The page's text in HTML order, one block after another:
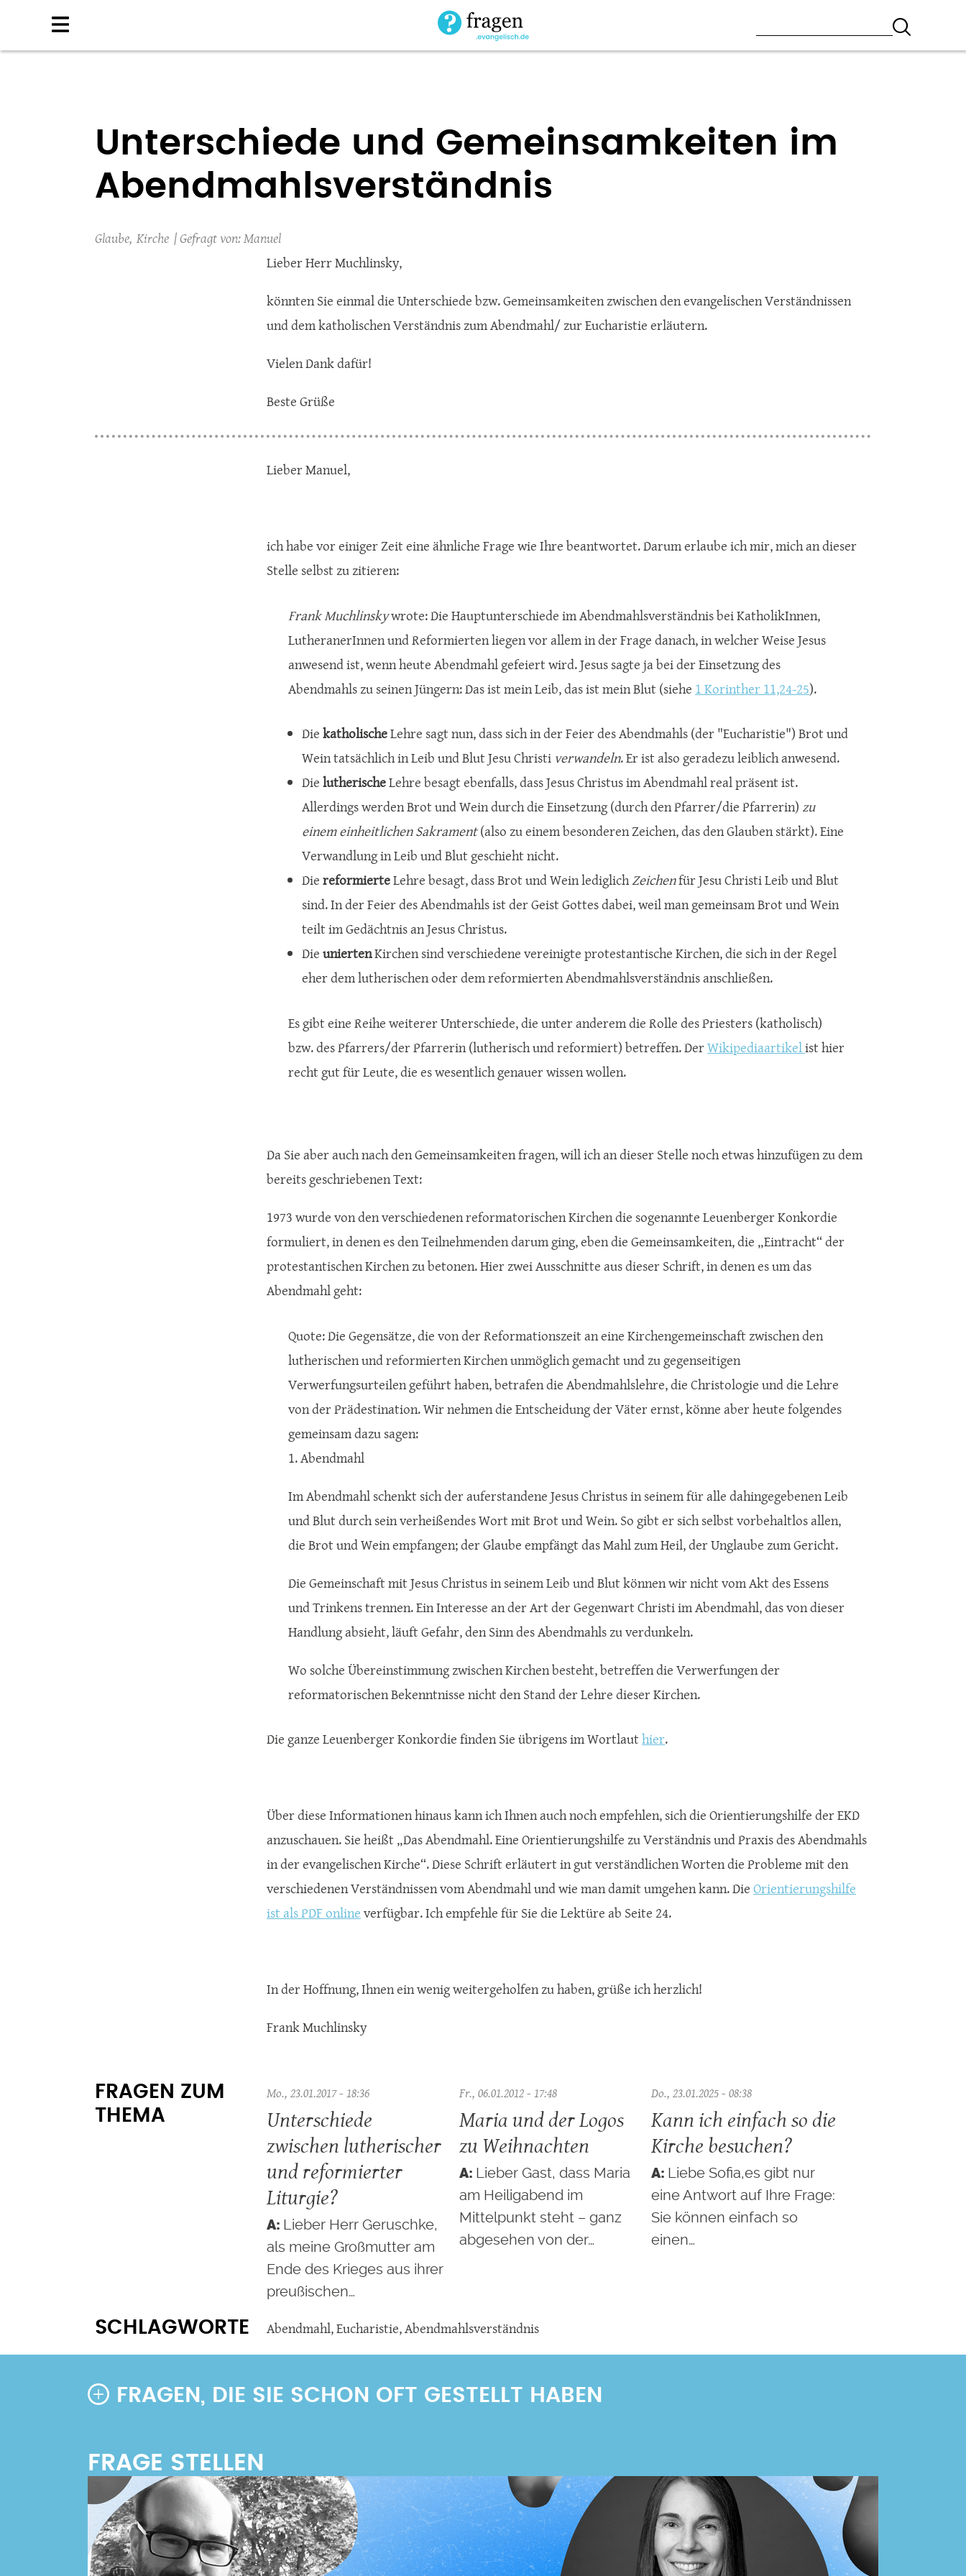
Unterschiede und Gemeinsamkeiten im
Abendmahlsverständnis
Glaube Kirche
Manuel
Lieber Herr Muchlinsky,
könnten Sie einmal die Unterschiede bzw. Gemeinsamkeiten zwischen den evangelischen Verständnissen
und dem katholischen Verständnis zum Abendmahl/ zur Eucharistie erläutern.
Vielen Dank dafür!
Beste Grüße
Lieber Manuel,
ich habe vor einiger Zeit eine ähnliche Frage wie Ihre beantwortet. Darum erlaube ich mir, mich an dieser
Stelle selbst zu zitieren:
Frank Muchlinskywrote: Die Hauptunterschiede im Abendmahlsverständnis bei KatholikInnen,
LutheranerInnen und Reformierten liegen vor allem in der Frage danach, in welcher Weise Jesus
anwesend ist, wenn heute Abendmahl gefeiert wird. Jesus sagte ja bei der Einsetzung des
Abendmahls zu seinen Jüngern: Das ist mein Leib, das ist mein Blut (siehe 1 Korinther 11,24-25).
DiekatholischeLehre sagt nun, dass sich in der Feier des Abendmahls (der "Eucharistie") Brot und
Wein tatsächlich in Leib und Blut Jesu Christi verwandeln. Er ist also geradezu leiblich anwesend.
DielutherischeLehre besagt ebenfalls, dass Jesus Christus im Abendmahl real präsent ist.
Allerdings werden Brot und Wein durch die Einsetzung (durch den Pfarrer/die Pfarrerin) zu
einem einheitlichen Sakrament(also zu einem besonderen Zeichen, das den Glauben stärkt). Eine
Verwandlung in Leib und Blut geschieht nicht.
DiereformierteLehre besagt, dass Brot und Wein lediglichZeichenfür Jesu Christi Leib und Blut
sind. In der Feier des Abendmahls ist der Geist Gottes dabei, weil man gemeinsam Brot und Wein
teilt im Gedächtnis an Jesus Christus.
DieuniertenKirchen sind verschiedene vereinigte protestantische Kirchen, die sich in der Regel
eher dem lutherischen oder dem reformierten Abendmahlsverständnis anschließen.
Es gibt eine Reihe weiterer Unterschiede, die unter anderem die Rolle des Priesters (katholisch)
bzw. des Pfarrers/der Pfarrerin (lutherisch und reformiert) betreffen. DerWikipediaartikelist hier
recht gut für Leute, die es wesentlich genauer wissen wollen.
Da Sie aber auch nach den Gemeinsamkeiten fragen, will ich an dieser Stelle noch etwas hinzufügen zu dem
bereits geschriebenen Text:
1973 wurde von den verschiedenen reformatorischen Kirchen die sogenannte Leuenberger Konkordie
formuliert, in denen es den Teilnehmenden darum ging, eben die Gemeinsamkeiten, die „Eintracht“ der
protestantischen Kirchen zu betonen. Hier zwei Ausschnitte aus dieser Schrift, in denen es um das
Abendmahl geht:
Quote: Die Gegensätze, die von der Reformationszeit an eine Kirchengemeinschaft zwischen den
lutherischen und reformierten Kirchen unmöglich gemacht und zu gegenseitigen
Verwerfungsurteilen geführt haben, betrafen die Abendmahlslehre, die Christologie und die Lehre
von der Prädestination. Wir nehmen die Entscheidung der Väter ernst, könne aber heute folgendes
gemeinsam dazu sagen:
1. Abendmahl
Im Abendmahl schenkt sich der auferstandene Jesus Christus in seinem für alle dahingegebenen Leib
und Blut durch sein verheißendes Wort mit Brot und Wein. So gibt er sich selbst vorbehaltlos allen,
die Brot und Wein empfangen; der Glaube empfängt das Mahl zum Heil, der Unglaube zum Gericht.
Die Gemeinschaft mit Jesus Christus in seinem Leib und Blut können wir nicht vom Akt des Essens
und Trinkens trennen. Ein Interesse an der Art der Gegenwart Christi im Abendmahl, das von dieser
Handlung absieht, läuft Gefahr, den Sinn des Abendmahls zu verdunkeln.
Wo solche Übereinstimmung zwischen Kirchen besteht, betreffen die Verwerfungen der
reformatorischen Bekenntnisse nicht den Stand der Lehre dieser Kirchen.
Die ganze Leuenberger Konkordie finden Sie übrigens im Wortlauthier.
Über diese Informationen hinaus kann ich Ihnen auch noch empfehlen, sich die Orientierungshilfe der EKD
anzuschauen. Sie heißt „Das Abendmahl. Eine Orientierungshilfe zu Verständnis und Praxis des Abendmahls
in der evangelischen Kirche“. Diese Schrift erläutert in gut verständlichen Worten die Probleme mit den
verschiedenen Verständnissen vom Abendmahl und wie man damit umgehen kann. DieOrientierungshilfe
ist als PDF onlineverfügbar. Ich empfehle für Sie die Lektüre ab Seite 24.
In der Hoffnung, Ihnen ein wenig weitergeholfen zu haben, grüße ich herzlich!
Frank Muchlinsky
FRAGEN ZUM
THEMA
Mo., 23.01.2017 - 18:36
Unterschiede
zwischen lutherischer
und reformierter
Liturgie?
Lieber Herr Geruschke,
als meine Großmutter am
Ende des Krieges aus ihrer
preußischen…
Fr., 06.01.2012 - 17:48
Maria und der Logos
zu Weihnachten
Lieber Gast, dass Maria
am Heiligabend im
Mittelpunkt steht – ganz
abgesehen von der…
Do., 23.01.2025 - 08:38
Kann ich einfach so die
Kirche besuchen?
Liebe Sofia,es gibt nur
eine Antwort auf Ihre Frage:
Sie können einfach so
einen…
SCHLAGWORTE Abendmahl,Eucharistie,Abendmahlsverständnis
FRAGEN, DIE SIE SCHON OFT GESTELLT HABEN